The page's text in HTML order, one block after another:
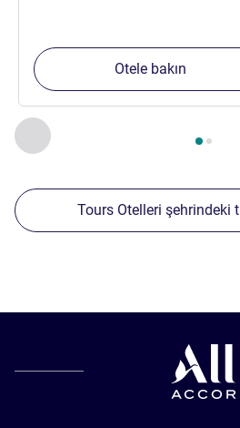
Önceki - Yakınlardaki diğer
Sayfa , Yakınlardaki diğer
Otele bakın
Tours Otelleri şehrindeki